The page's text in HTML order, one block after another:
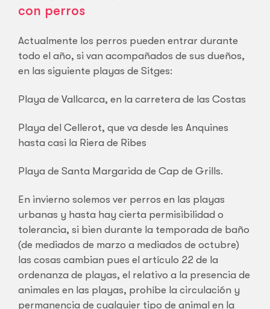
con perros
Actualmente los perros pueden entrar durante
todo el año, si van acompañados de sus dueños,
en las siguiente playas de Sitges:
Playa de Vallcarca, en la carretera de las Costas
Playa del Cellerot, que va desde les Anquines
hasta casi la Riera de Ribes
Playa de Santa Margarida de Cap de Grills.
En invierno solemos ver perros en las playas
urbanas y hasta hay cierta permisibilidad o
tolerancia, si bien durante la temporada de baño
(de mediados de marzo a mediados de octubre)
las cosas cambian pues el artículo 22 de la
ordenanza de playas, el relativo a la presencia de
animales en las playas, prohíbe la circulación y
permanencia de cualquier tipo de animal en la